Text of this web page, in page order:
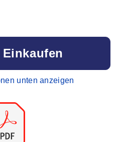
unten anzeigen